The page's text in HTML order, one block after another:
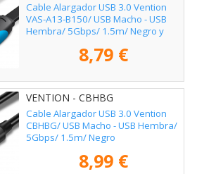
Cable Alargador USB 3.0 Vention
VAS-A13-B150/ USB Macho - USB
Hembra/ 5Gbps/ 1.5m/ Negro y
8,79 €
VENTION - CBHBG
Cable Alargador USB 3.0 Vention
CBHBG/ USB Macho - USB Hembra/
5Gbps/ 1.5m/ Negro
8,99 €